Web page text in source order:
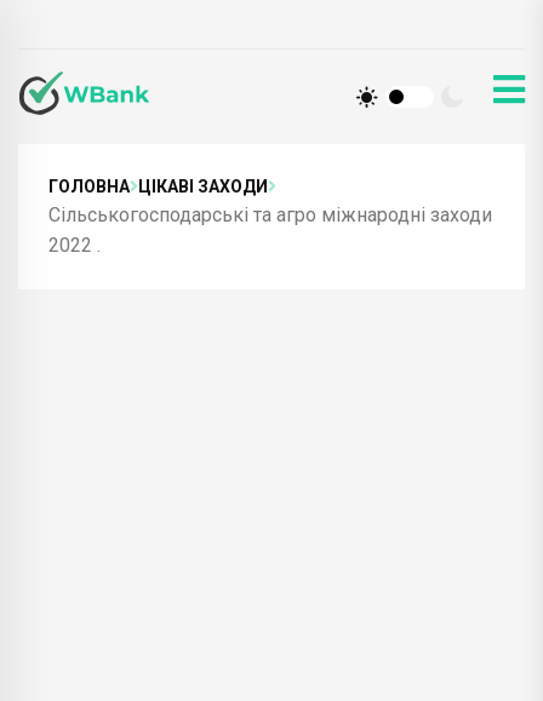
ГОЛОВНА ЦІКАВІ ЗАХОДИ
Сільськогосподарські та агро міжнародні заходи
2022 .